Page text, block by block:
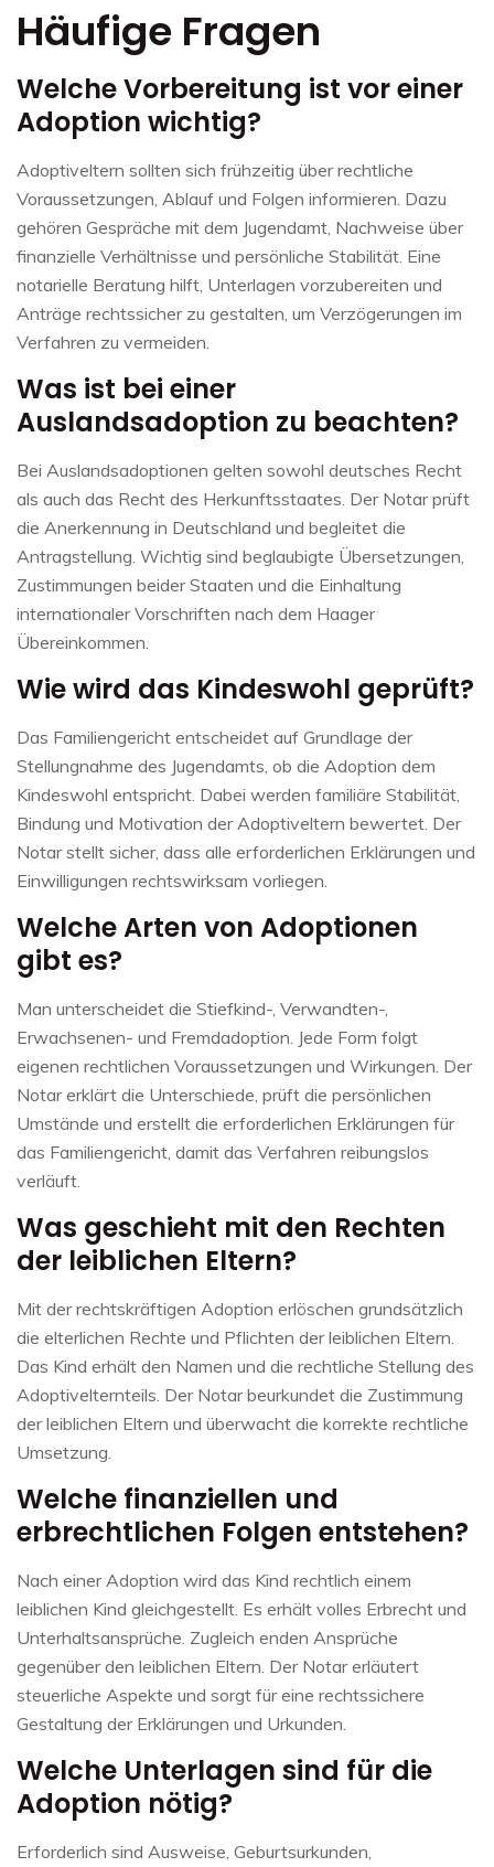
Häufige Fragen
Welche Vorbereitung ist vor einer
Adoption wichtig?
Adoptiveltern sollten sich frühzeitig über rechtliche
Voraussetzungen, Ablauf und Folgen informieren. Dazu
gehören Gespräche mit dem Jugendamt, Nachweise über
finanzielle Verhältnisse und persönliche Stabilität. Eine
notarielle Beratung hilft, Unterlagen vorzubereiten und
Anträge rechtssicher zu gestalten, um Verzögerungen im
Verfahren zu vermeiden.
Was ist bei einer
Auslandsadoption zu beachten?
Bei Auslandsadoptionen gelten sowohl deutsches Recht
als auch das Recht des Herkunftsstaates. Der Notar prüft
die Anerkennung in Deutschland und begleitet die
Antragstellung. Wichtig sind beglaubigte Übersetzungen,
Zustimmungen beider Staaten und die Einhaltung
internationaler Vorschriften nach dem Haager
Übereinkommen.
Wie wird das Kindeswohl geprüft?
Das Familiengericht entscheidet auf Grundlage der
Stellungnahme des Jugendamts, ob die Adoption dem
Kindeswohl entspricht. Dabei werden familiäre Stabilität,
Bindung und Motivation der Adoptiveltern bewertet. Der
Notar stellt sicher, dass alle erforderlichen Erklärungen und
Einwilligungen rechtswirksam vorliegen.
Welche Arten von Adoptionen
gibt es?
Man unterscheidet die Stiefkind-, Verwandten-,
Erwachsenen- und Fremdadoption. Jede Form folgt
eigenen rechtlichen Voraussetzungen und Wirkungen. Der
Notar erklärt die Unterschiede, prüft die persönlichen
Umstände und erstellt die erforderlichen Erklärungen für
das Familiengericht, damit das Verfahren reibungslos
verläuft.
Was geschieht mit den Rechten
der leiblichen Eltern?
Mit der rechtskräftigen Adoption erlöschen grundsätzlich
die elterlichen Rechte und Pflichten der leiblichen Eltern.
Das Kind erhält den Namen und die rechtliche Stellung des
Adoptivelternteils. Der Notar beurkundet die Zustimmung
der leiblichen Eltern und überwacht die korrekte rechtliche
Umsetzung.
Welche finanziellen und
erbrechtlichen Folgen entstehen?
Nach einer Adoption wird das Kind rechtlich einem
leiblichen Kind gleichgestellt. Es erhält volles Erbrecht und
Unterhaltsansprüche. Zugleich enden Ansprüche
gegenüber den leiblichen Eltern. Der Notar erläutert
steuerliche Aspekte und sorgt für eine rechtssichere
Gestaltung der Erklärungen und Urkunden.
Welche Unterlagen sind für die
Adoption nötig?
Erforderlich sind Ausweise, Geburtsurkunden,